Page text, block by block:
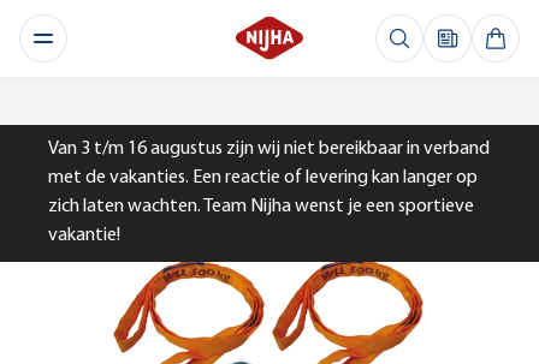
Van 3 t/m 16 augustus zijn wij niet bereikbaar in verband
met de vakanties. Een reactie of levering kan langer op
zich laten wachten. Team Nijha wenst je een sportieve
vakantie!